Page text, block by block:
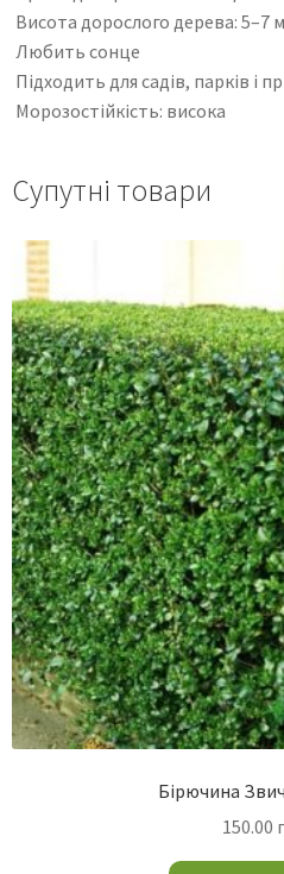
Висота дорослого дерева: 5–7 м
Любить сонце
Підходить для садів, парків і
Морозостійкість: висока
Супутні товари
Бірючина
150.00